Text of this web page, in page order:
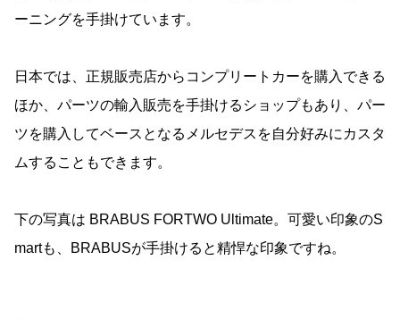
ーニングを手掛けています。
日本では、正規販売店からコンプリートカーを購入できる
ほか、パーツの輸入販売を手掛けるショップもあり、パー
ツを購入してベースとなるメルセデスを自分好みにカスタ
ムすることもできます。
下の写真は BRABUS FORTWO Ultimate。可愛い印象のS
martも、BRABUSが手掛けると精悍な印象ですね。